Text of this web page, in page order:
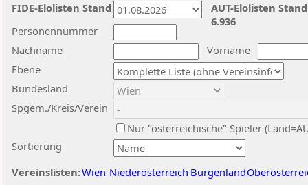
Nachname
Vorname
Ebene
Sortierung
Personennummer
Bundesland
Spgem./Kreis/Verein
Nur "österreichische" Spieler
Vereinslisten:Wien Niederösterreich Burgenland
AUT-Elolisten
6.936
FIDE-Elolisten Stand